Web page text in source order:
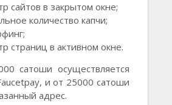
сайтов в закрытом окне;
количество капчи;
страниц в активном окне.
сатоши осуществляется
и от 25000 сатоши
адрес.